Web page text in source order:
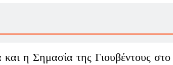
διακρίσεις στο Παγκόσμιο Κ20: Πέμπτη θέση
και η Σημασία της Γιουβέντους στο